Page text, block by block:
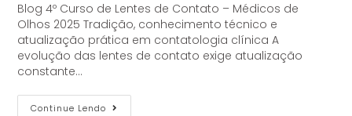
Blog 4º Curso de Lentes de Contato – Médicos de
Olhos 2025 Tradição, conhecimento técnico e
atualização prática em contatologia clínica A
evolução das lentes de contato exige atualização
constante…
Continue Lendo